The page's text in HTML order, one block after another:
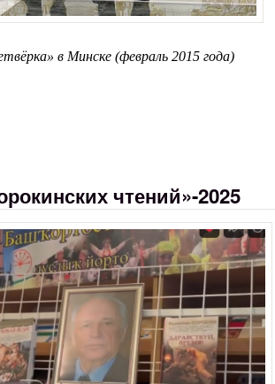
в Минске (февраль 2015 года)
чтений»-2025